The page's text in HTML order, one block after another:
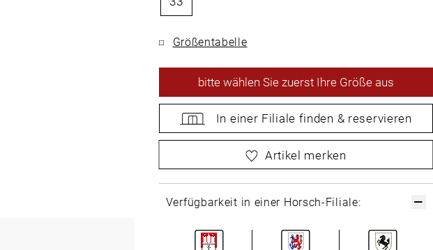
Größentabelle
bittewählen Sie zuerst Ihre Größe aus
In einer Filiale finden & reservieren
wählen Sie zuerst Ihre Größe aus
Artikel merken
Verfügbarkeit in einer Horsch-Filiale: